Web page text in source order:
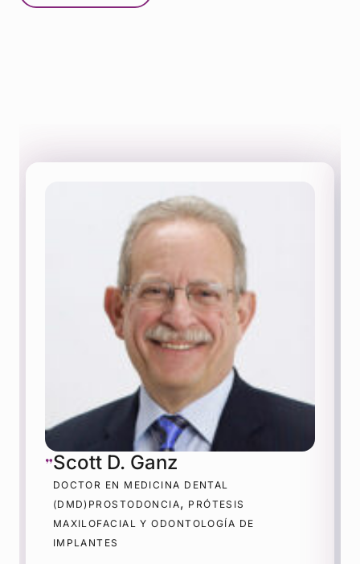
Scott D. Ganz
DOCTOR EN MEDICINA DENTAL
(DMD)PROSTODONCIA, PRÓTESIS
MAXILOFACIAL Y ODONTOLOGÍA DE
IMPLANTES